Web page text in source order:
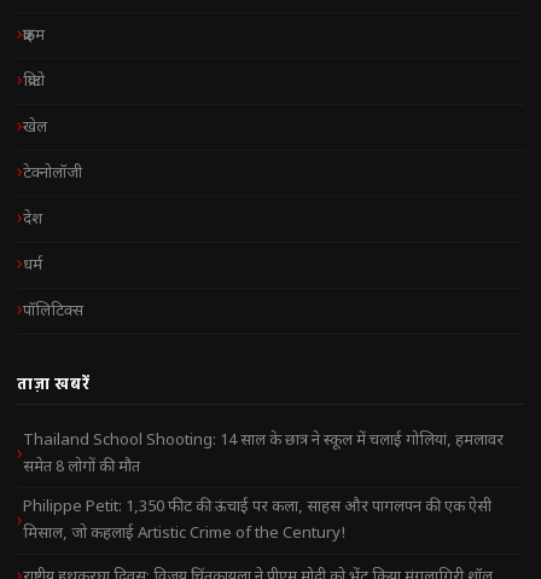
क्राइम
क्रिप्टो
खेल
टेक्नोलॉजी
देश
धर्म
पॉलिटिक्स
ताज़ा खबरें
Thailand School Shooting: 14 साल के छात्र ने स्कूल में चलाई गोलियां, हमलावर
समेत 8 लोगों की मौत
Philippe Petit: 1,350 फीट की ऊंचाई पर कला, साहस और पागलपन की एक ऐसी
मिसाल, जो कहलाई Artistic Crime of the Century!